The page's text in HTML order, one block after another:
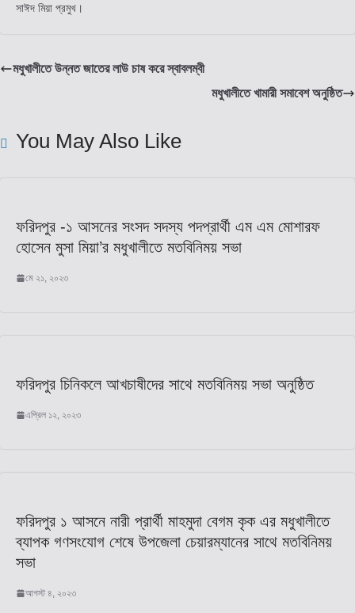
সাঈদ মিয়া প্রমুখ।
মধুখালীতে উন্নত জাতের লাউ চাষ করে স্বাবলম্বী
মধুখালীতে খামারী সমাবেশ অনুষ্ঠিত
You May Also Like
ফরিদপুর -১ আসনের সংসদ সদস্য পদপ্রার্থী এম এম মোশারফ
হোসেন মুসা মিয়া’র মধুখালীতে মতবিনিময় সভা
মে ২১, ২০২৩
ফরিদপুর চিনিকলে আখচাষীদের সাথে মতবিনিময় সভা অনুষ্ঠিত
এপ্রিল ১২, ২০২৩
ফরিদপুর ১ আসনে নারী প্রার্থী মাহমুদা বেগম কৃক এর মধুখালীতে
ব্যাপক গণসংযোগ শেষে উপজেলা চেয়ারম্যানের সাথে মতবিনিময়
সভা
আগস্ট ৪, ২০২৩